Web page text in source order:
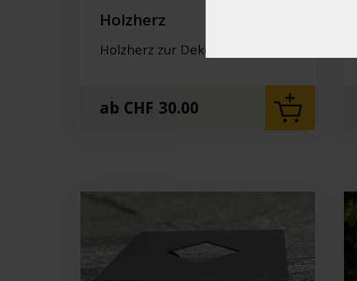
Holzherz
Holzherz zur Dekoration
ab CHF 30.00